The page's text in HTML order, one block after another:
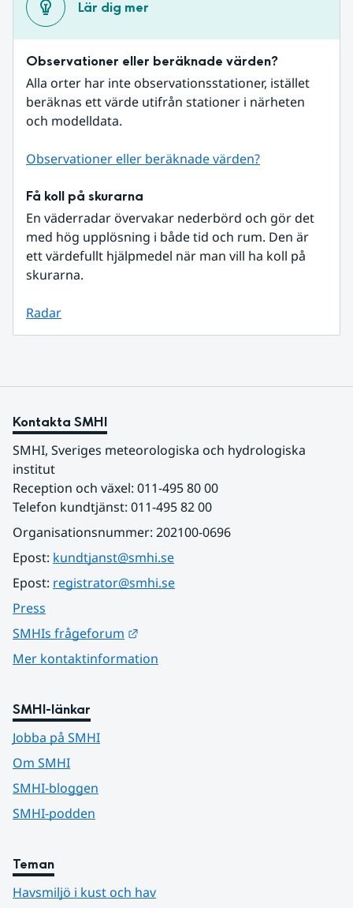
Lär dig mer
Observationer eller beräknade värden?
Alla orter har inte observationsstationer, istället
beräknas ett värde utifrån stationer i närheten
och modelldata.
Observationer eller beräknade värden?
Få koll på skurarna
En väderradar övervakar nederbörd och gör det
med hög upplösning i både tid och rum. Den är
ett värdefullt hjälpmedel när man vill ha koll på
skurarna.
Radar
Kontakta SMHI
SMHI, Sveriges meteorologiska och hydrologiska
institut
Reception och växel: 011-495 80 00
Telefon kundtjänst: 011-495 82 00
Organisationsnummer: 202100-0696
Epost: kundtjanst@smhi.se
Epost: registrator@smhi.se
Press
SMHIs frågeforum
Mer kontaktinformation
SMHI-länkar
Jobba på SMHI
Om SMHI
SMHI-bloggen
SMHI-podden
Teman
Havsmiljö i kust och hav